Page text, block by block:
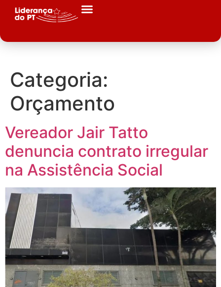
Categoria:
Orçamento
Vereador Jair Tatto
denuncia contrato irregular
na Assistência Social